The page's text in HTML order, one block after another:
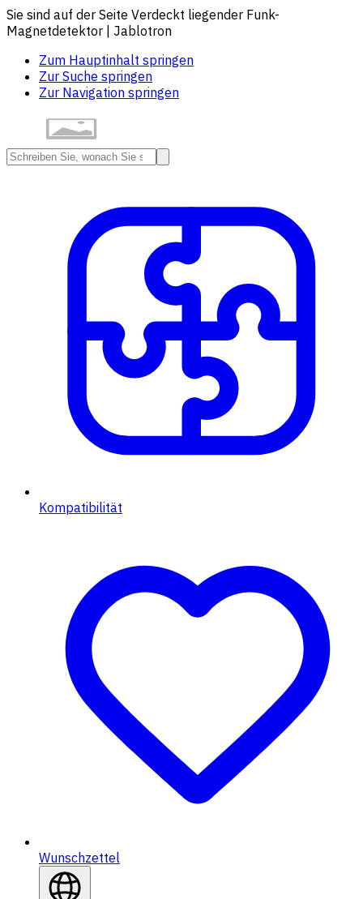
Sie sind auf der Seite Verdeckt liegender Funk-
Magnetdetektor | Jablotron
Zum Hauptinhalt springen
Zur Suche springen
Zur Navigation springen
Kompatibilität
Wunschzettel